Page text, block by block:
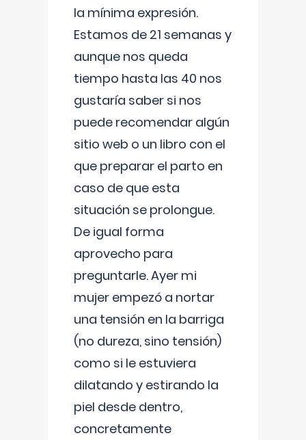
la mínima expresión.
Estamos de 21 semanas y
aunque nos queda
tiempo hasta las 40 nos
gustaría saber si nos
puede recomendar algún
sitio web o un libro con el
que preparar el parto en
caso de que esta
situación se prolongue.
De igual forma
aprovecho para
preguntarle. Ayer mi
mujer empezó a nortar
una tensión en la barriga
(no dureza, sino tensión)
como si le estuviera
dilatando y estirando la
piel desde dentro,
concretamente